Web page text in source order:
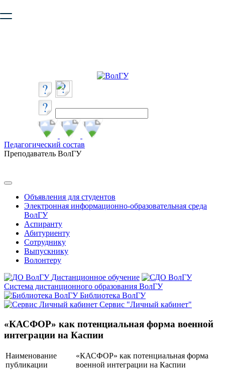
безопасную работу с сайтом. Пожалуйста
Педагогический состав
Преподаватель ВолГУ
Объявления для студентов
Электронная информационно-образовательная среда
ВолГУ
Аспиранту
Абитуриенту
Сотруднику
Выпускнику
Волонтеру
Дистанционное обучение
Система дистанционного образования ВолГУ
Библиотека ВолГУ
Сервис "Личный кабинет"
«КАСФОР» как потенциальная форма военной
интеграции на Каспии
Наименование
публикации
«КАСФОР» как потенциальная форма
военной интеграции на Каспии